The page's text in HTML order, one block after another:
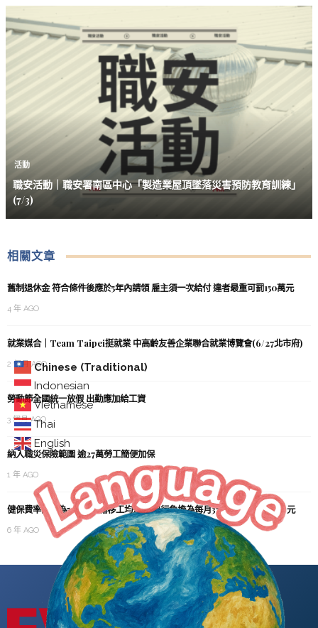
Chinese (Traditional)
Indonesian
Vietnamese
Thai
English
活動
職安活動｜職安署南區中心「製造業屋頂墜落災害預防教育訓練」
(7/3)
相關文章
舊制退休金 符合條件後應於5年內請領 雇主須一次給付 違者最重可罰150萬元
4 年 AGO
就業媒合｜Team Taipei挺就業 中高齡友善企業聯合就業博覽會(6/27北市府)
2 個月 AGO
勞動節全國統一放假 出勤應加給工資
3 個月 AGO
納入職災保險範圍 逾27萬勞工簡便加保
1 年 AGO
健保費率調整為5.17% 外籍移工均適用 自行負擔為每月372元 雇主負擔1176元
6 年 AGO